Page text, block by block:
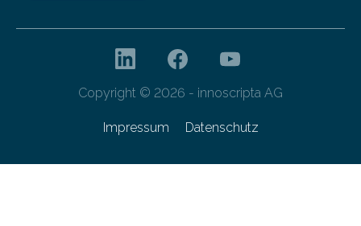
Copyright © 2026 - innoscripta AG
Impressum Datenschutz